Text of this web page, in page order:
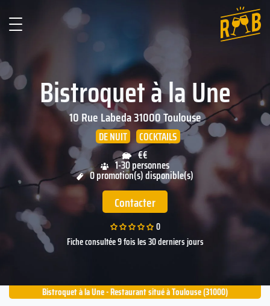
Bistroquet à la Une
10 Rue Labeda31000Toulouse
DE NUIT
COCKTAILS
€€
1-30 personnes
0 promotion(s) disponible(s)
Contacter
0
Fiche consultée 9 fois les 30 derniers jours
Bistroquet à la Une - Restaurant situé à Toulouse (31000)